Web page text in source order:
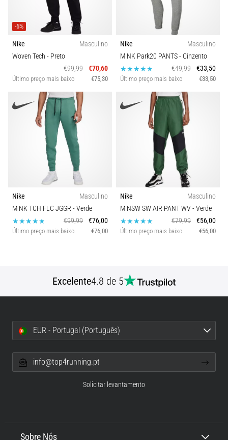
-6%
Nike
Masculino
Woven Tech - Preto
€99,99
€70,60
Último preço mais baixo €75,30
Nike
Masculino
M NK Park20 PANTS- Cinzento
€49,99
€33,50
Último preço mais baixo €33,50
Nike
Masculino
M NK TCH FLC JGGR - Verde
€99,99
€76,00
Último preço mais baixo €76,00
Nike
Masculino
M NSW SW AIR PANT WV- Verde
€79,99
€56,00
Último preço mais baixo €56,00
Excelente4.8 de 5
Sobre Nós
EUR - Portugal (Português)
info@top4running.pt
Solicitar levantamento